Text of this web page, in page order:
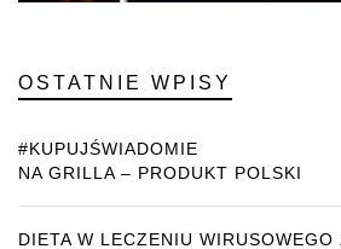
OSTATNIE WPISY
#KUPUJŚWIADOMIE
NA GRILLA – PRODUKT POLSKI
DIETA W LECZENIU WIRUSOWEGO